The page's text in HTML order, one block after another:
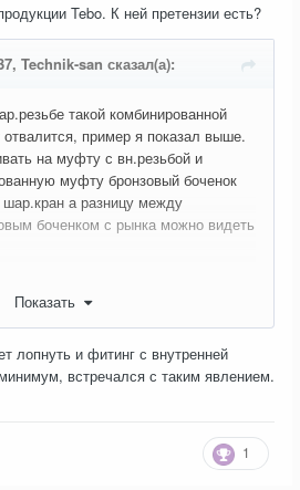
Tebo. К ней претензии есть?
Technik-san сказал(а):
такой комбинированной
пример я показал выше.
на муфту с вн.резьбой и
муфту бронзовый боченок
а разницу между
боченком с рынка можно видеть
Показать
лопнуть и фитинг с внутренней
встречался с таким явлением.
1